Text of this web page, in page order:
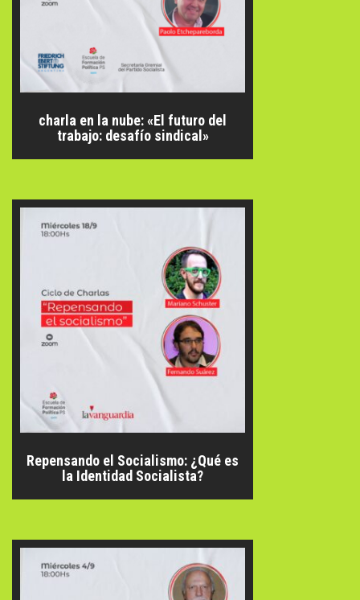
charla en la nube: «El futuro del
trabajo: desafío sindical»
Repensando el Socialismo: ¿Qué es
la Identidad Socialista?